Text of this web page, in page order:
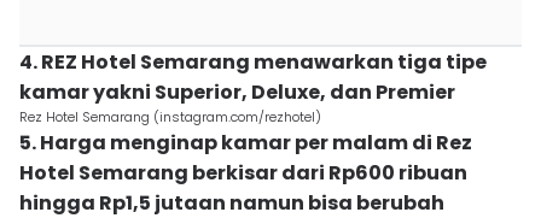
4. REZ Hotel Semarang menawarkan tiga tipe
kamar yakni Superior, Deluxe, dan Premier
Rez Hotel Semarang (instagram.com/rezhotel)
5. Harga menginap kamar per malam di Rez
Hotel Semarang berkisar dari Rp600 ribuan
hingga Rp1,5 jutaan namun bisa berubah